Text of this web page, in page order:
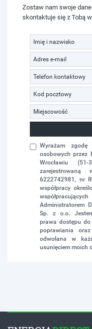
Zostaw nam swoje
skontaktuje się z Tobą
Wyrażam
osobowych przez
Wrocławiu
6222742981, nr
współpracy
Administratorem
Sp. z o.o.
prawa dostępu
poprawiania
odwołana w
usunięciem moich